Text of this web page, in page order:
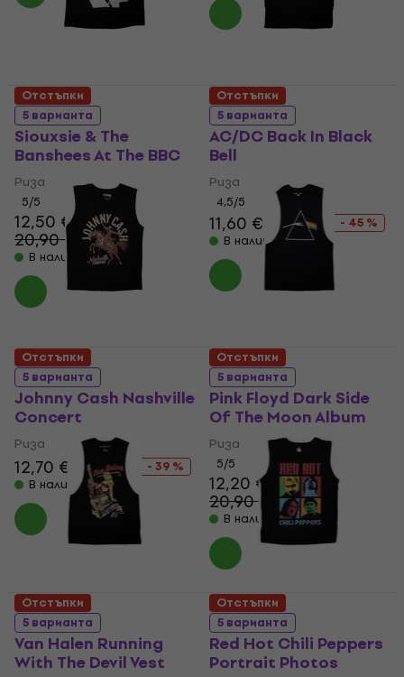
5 варианта
Siouxsie & The
Banshees At The BBC
Риза
5/5
12,50 €
20,90 €
- 40 %
В наличност
5 варианта
AC/DC Back In Black
Bell
Риза
4,5/5
11,60 € 20,90 €
- 45 %
В наличност
Отстъпки
5 варианта
Johnny Cash Nashville
Concert
Риза
12,70 € 20,90 €
- 39 %
В наличност
Отстъпки
5 варианта
Pink Floyd Dark Side
Of The Moon Album
Риза
5/5
12,20 €
20,90 €
- 42 %
В наличност
Отстъпки
5 варианта
Van Halen Running
With The Devil Vest
Отстъпки
5 варианта
Red Hot Chili Peppers
Portrait Photos
Отстъпки Отстъпки